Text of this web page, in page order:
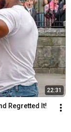
22:31
Regretted It!